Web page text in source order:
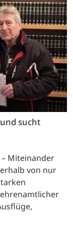
sucht
Miteinander
von nur